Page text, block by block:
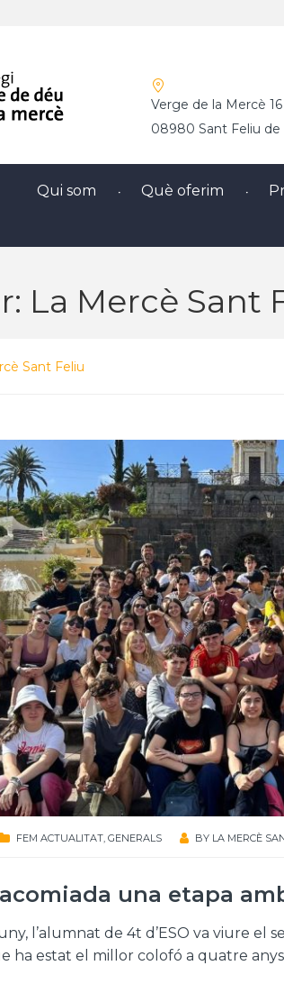
Verge de la Mercè 16
08980 Sant Feliu
Qui som Què oferim
La Mercè Sant
Sant Feliu
FEM ACTUALITAT GENERALS BY LA MERCÈ
acomiada una etapa
l’alumnat de 4t d’ESO va viure el
ha estat el millor colofó a quatre